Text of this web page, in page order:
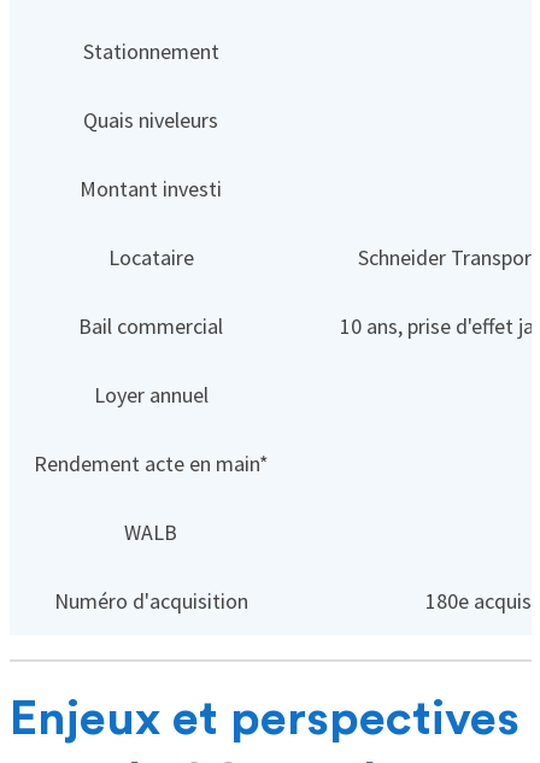
Stationnement
Quais niveleurs
Montant investi
Locataire Schneider
Bail commercial 10 ans, prise d'effet
Loyer annuel
Rendement acte en main*
WALB
Numéro d'acquisition 180e
Enjeux et perspectives